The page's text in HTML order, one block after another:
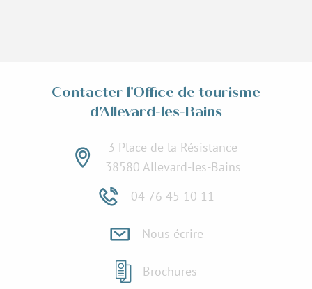
Contacter l'Office de tourisme
d'Allevard-les-Bains
3 Place de la Résistance
38580 Allevard-les-Bains
04 76 45 10 11
Nous écrire
Brochures